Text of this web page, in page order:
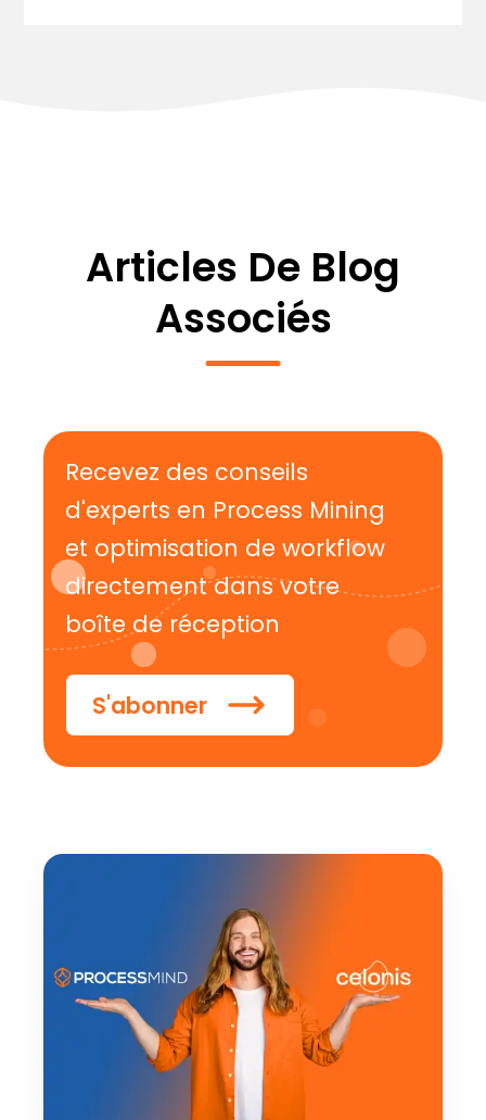
Articles De Blog
Associés
Recevez des conseils
d'experts en Process Mining
et optimisation de workflow
directement dans votre
boîte de réception
S'abonner